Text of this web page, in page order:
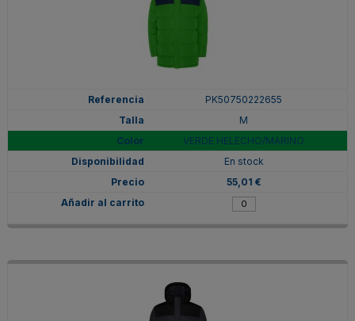
PK50750222655
M
VERDE HELECHO/MARINO
En stock
55,01 €